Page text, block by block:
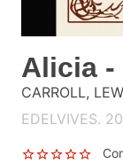
Alicia -
CARROLL,
EDELVIVES.